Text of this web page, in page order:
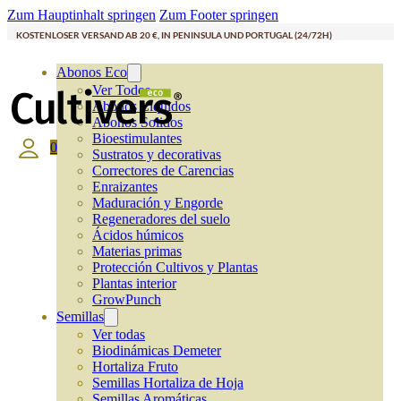
Zum Hauptinhalt springen Zum Footer springen
KOSTENLOSER VERSAND AB 20 €, IN PENINSULA UND PORTUGAL (24/72H)
Abonos Eco
Ver Todos
Abonos Líquidos
Abonos Solidos
Bioestimulantes
Sustratos y decorativas
Correctores de Carencias
Enraizantes
Maduración y Engorde
Regeneradores del suelo
Ácidos húmicos
Materias primas
Protección Cultivos y Plantas
Plantas interior
GrowPunch
Semillas
Ver todas
Biodinámicas Demeter
Hortaliza Fruto
Semillas Hortaliza de Hoja
0